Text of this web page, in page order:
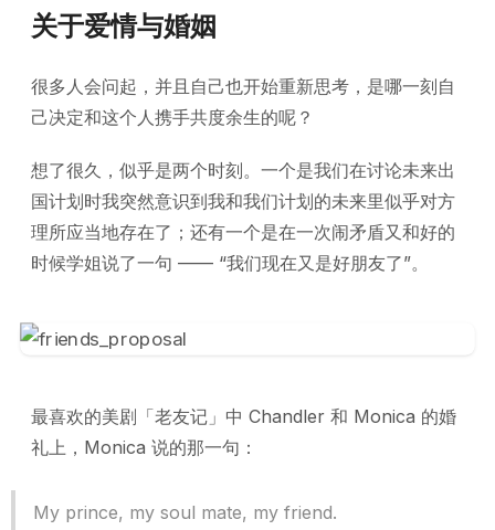
关于爱情与婚姻
很多人会问起，并且自己也开始重新思考，是哪一刻自
己决定和这个人携手共度余生的呢？
想了很久，似乎是两个时刻。一个是我们在讨论未来出
国计划时我突然意识到我和我们计划的未来里似乎对方
理所应当地存在了；还有一个是在一次闹矛盾又和好的
时候学姐说了一句 —— “我们现在又是好朋友了”。
最喜欢的美剧「老友记」中 Chandler 和 Monica 的婚
礼上，Monica 说的那一句：
My prince, my soul mate, my friend.